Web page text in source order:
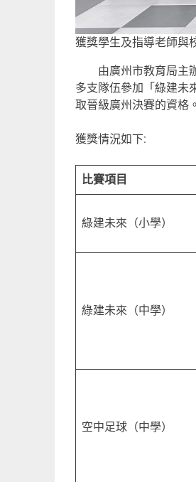
獲獎學生及指導老師與
由廣州市教育局主辦
多支隊伍參加「綠建未
取晉級廣州決賽的資格。
獲獎情況如下:
比賽項目
綠建未來（小學）
綠建未來（中學）
空中足球（中學）